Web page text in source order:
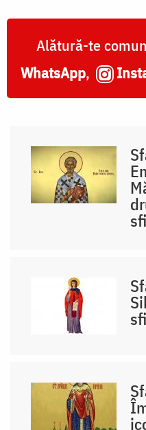
Alătură-te
WhatsApp,